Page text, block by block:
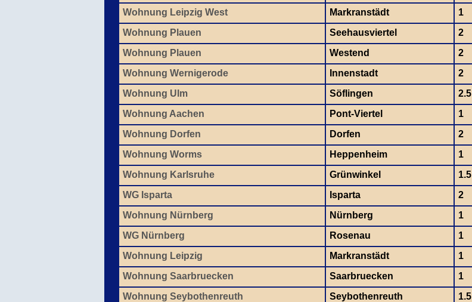
Wohnung Leipzig West
Markranstädt 1
Wohnung Plauen
Seehausviertel 2
Wohnung Plauen
Westend 2
Wohnung Wernigerode
Innenstadt 2
Wohnung Ulm
Söflingen 2.5
Wohnung Aachen
Pont-Viertel 1
Wohnung Dorfen
Dorfen 2
Wohnung Worms
Heppenheim 1
Wohnung Karlsruhe
Grünwinkel 1.5
WG Isparta
Isparta 2
Wohnung Nürnberg
Nürnberg 1
WG Nürnberg
Rosenau 1
Wohnung Leipzig
Markranstädt 1
Wohnung Saarbruecken
Saarbruecken 1
Wohnung Seybothenreuth
Seybothenreuth 1.5